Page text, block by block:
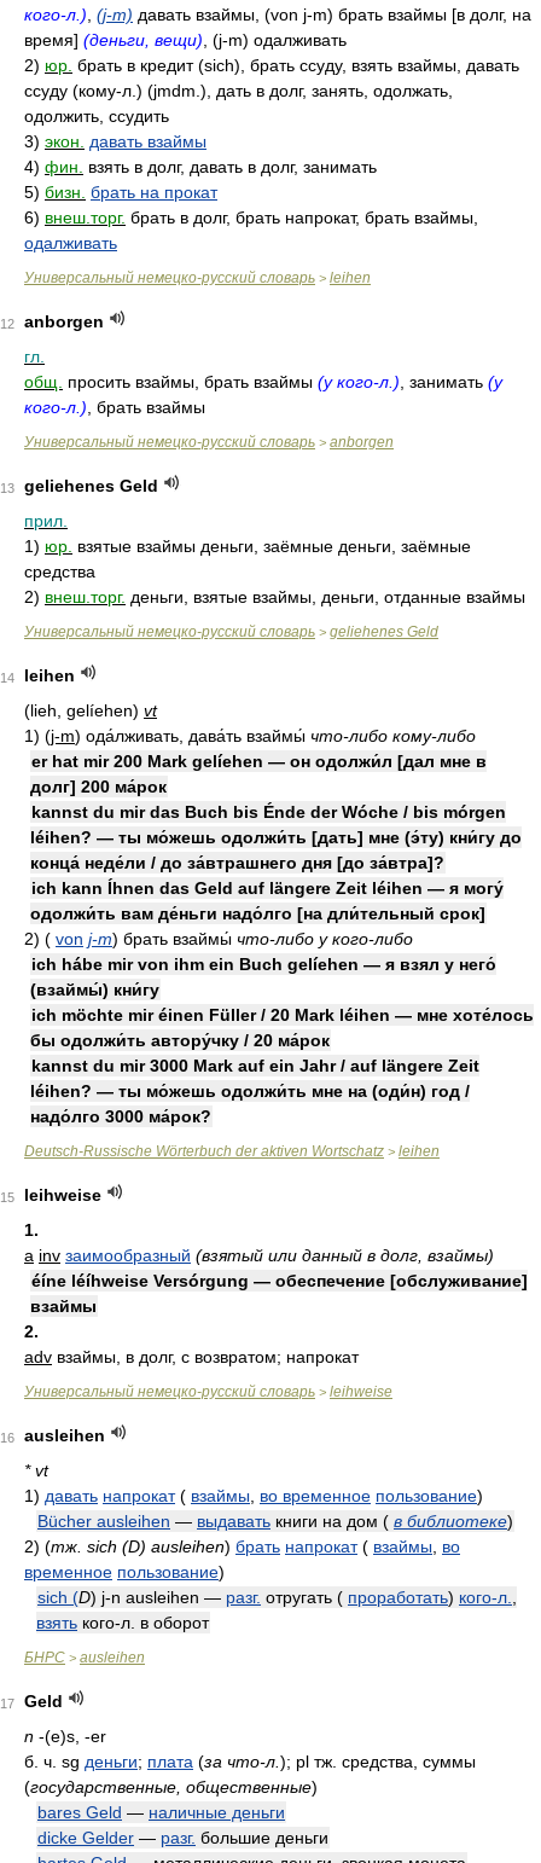
кого-л.) (j-m) давать взаймы, (von j-m) брать взаймы [в долг, на
время] (деньги, вещи) , (j-m) одалживать
2) юр. брать в кредит (sich), брать ссуду, взять взаймы, давать
ссуду (кому-л.) (jmdm.), дать в долг, занять, одолжать,
одолжить, ссудить
3) экон.
давать взаймы
4) фин.
взять в долг, давать в долг, занимать
5) бизн. брать на прокат
6) внеш.торг. брать в долг, брать напрокат, брать взаймы,
одалживать
Универсальный немецко-русский словарь > leihen
12
anborgen
гл.
общ.
просить взаймы, брать взаймы (у кого-л.) , занимать (у
кого-л.) , брать взаймы
Универсальный немецко-русский словарь > anborgen
13
geliehenes Geld
прил.
1) юр. взятые взаймы деньги, заёмные деньги, заёмные
средства
2) внеш.торг. деньги, взятые взаймы, деньги, отданные взаймы
Универсальный немецко-русский словарь > geliehenes Geld
14
leihen
(lieh, gelíehen) vt
1) (j-m) ода́лживать, дава́ть взаймы́ что-либо кому-либо
er hat mir 200 Mark gelíehen — он одолжи́л [дал мне в
долг] 200 ма́рок
kannst du mir das Buch bis Énde der Wóche / bis mórgen
léihen? — ты мо́жешь одолжи́ть [дать] мне (э́ту) кни́гу до
конца́ неде́ли / до за́втрашнего дня [до за́втра]?
ich kann Íhnen das Geld auf längere Zeit léihen — я могу́
одолжи́ть вам де́ньги надо́лго [на дли́тельный срок]
2) ( von j-m) брать взаймы́ что-либо у кого-либо
ich hábe mir von ihm ein Buch gelíehen — я взял у него́
(взаймы́) кни́гу
ich möchte mir éinen Füller / 20 Mark léihen — мне хоте́лось
бы одолжи́ть автору́чку / 20 ма́рок
kannst du mir 3000 Mark auf ein Jahr / auf längere Zeit
léihen? — ты мо́жешь одолжи́ть мне на (оди́н) год /
надо́лго 3000 ма́рок?
Deutsch-Russische Wörterbuch der aktiven Wortschatz > leihen
15
leihweise
1.
a inv заимообразный (взятый или данный в долг, взаймы)
éíne léíhweise Versórgung — обеспечение [обслуживание]
взаймы
2.
adv взаймы, в долг, с возвратом; напрокат
Универсальный немецко-русский словарь > leihweise
16
ausleihen
* vt
1) давать напрокат( взаймы во временное пользование)
Bücher ausleihen — выдавать книги на дом ( в библиотеке)
2) (тж. sich (D) ausleihen) брать напрокат( взаймы
во
временное пользование)
sich (D) j-n ausleihen — разг. отругать ( проработать) кого-л.
взять кого-л. в оборот
БНРС > ausleihen
17
Geld
n -(e)s, -er
б. ч. sg деньги; плата (за что-л. ); pl тж. средства, суммы
(государственные, общественные)
bares Geld — наличные деньги
dicke Gelder — разг. большие деньги